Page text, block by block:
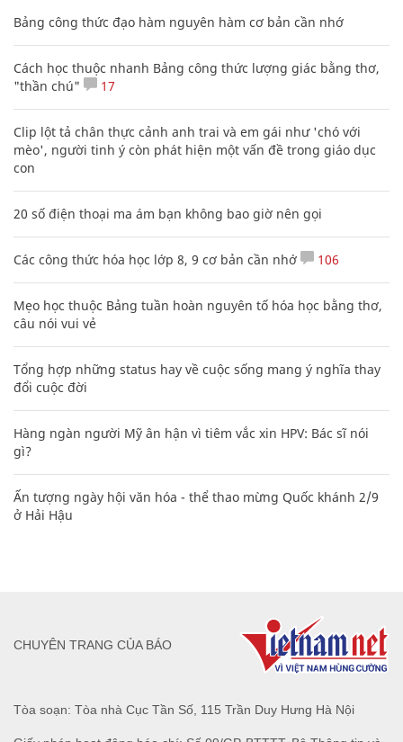
Bảng công thức đạo hàm nguyên hàm cơ bản cần nhớ
Cách học thuộc nhanh Bảng công thức lượng giác bằng thơ,
"thần chú"
17
Clip lột tả chân thực cảnh anh trai và em gái như 'chó với
mèo', người tinh ý còn phát hiện một vấn đề trong giáo dục
con
20 số điện thoại ma ám bạn không bao giờ nên gọi
Các công thức hóa học lớp 8, 9 cơ bản cần nhớ 106
Mẹo học thuộc Bảng tuần hoàn nguyên tố hóa học bằng thơ,
câu nói vui vẻ
Tổng hợp những status hay về cuộc sống mang ý nghĩa thay
đổi cuộc đời
Hàng ngàn người Mỹ ân hận vì tiêm vắc xin HPV: Bác sĩ nói
gì?
Ấn tượng ngày hội văn hóa - thể thao mừng Quốc khánh 2/9
ở Hải Hậu
Tòa soạn: Tòa nhà Cục Tần Số, 115 Trần Duy Hưng Hà Nội
CHUYÊN TRANG CỦA BÁO